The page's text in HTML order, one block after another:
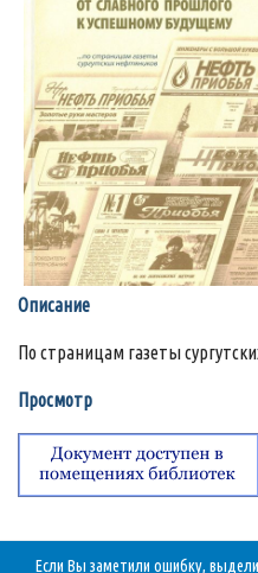
Описание
По страницам газеты
Просмотр
Если Вы заметили ошибку,